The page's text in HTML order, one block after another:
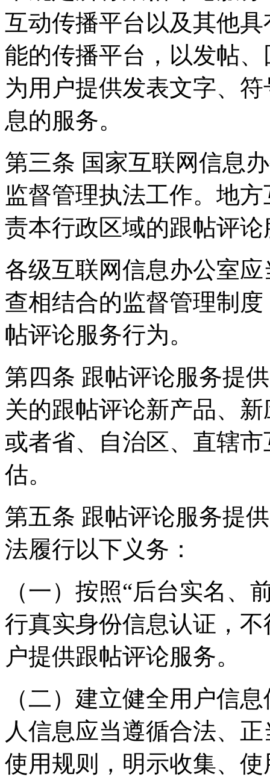
互动传播平台以及其他
能的传播平台，以发帖
为用户提供发表文字、
息的服务。
第三条 国家互联网信息
监督管理执法工作。地
责本行政区域的跟帖评
各级互联网信息办公室
查相结合的监督管理制
帖评论服务行为。
第四条 跟帖评论服务提
关的跟帖评论新产品、
或者省、自治区、直辖
估。
第五条 跟帖评论服务提
法履行以下义务：
（一）按照“后台实名、
行真实身份信息认证，
户提供跟帖评论服务。
（二）建立健全用户信
人信息应当遵循合法、
使用规则，明示收集、